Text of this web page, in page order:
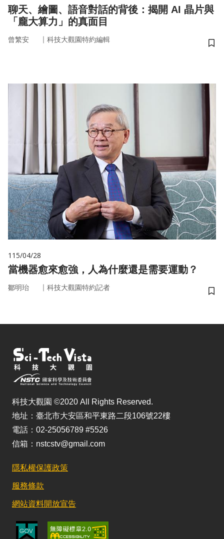
聊天、繪圖、語音對話的背後：揭開 AI 晶片與
「龐大算力」的真面目
曾繁安 ｜ 科技大觀園特約編輯
儲
115/04/28
當機器愈來愈強，人為什麼還是需要運動？
鄒明珆 ｜ 科技大觀園特約記者
儲
科技大觀園 ©2020 All Rights Reserved.
地址：臺北市大安區和平東路二段106號22樓
電話：02-25056789 #5526
信箱：nstcstv@gmail.com
隱私權保護政策
服務條款
網站資料開放宣告